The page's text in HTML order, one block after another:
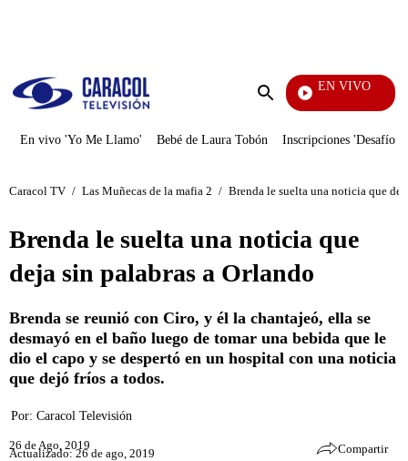
Enviar
EN VIVO
En vivo 'Yo Me Llamo' Bebé de Laura Tobón Inscripciones 'Desafío'
Caracol TV / Las Muñecas de la mafia 2 / Brenda le suelta una noticia que
Brenda le suelta una noticia que
deja sin palabras a Orlando
Brenda se reunió con Ciro, y él la chantajeó, ella se
desmayó en el baño luego de tomar una bebida que le
dio el capo y se despertó en un hospital con una noticia
que dejó fríos a todos.
Por: Caracol Televisión
26 de Ago, 2019
Actualizado: 26 de ago, 2019 Compartir